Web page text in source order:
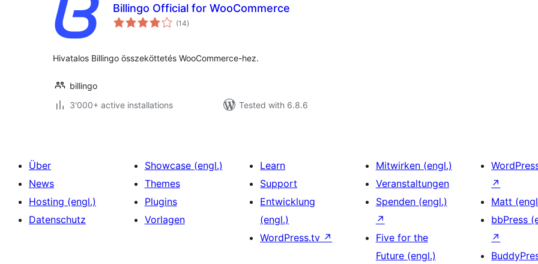
Billingo Official for WooCommerce
(14total
ratings
)
Hivatalos Billingo összeköttetés WooCommerce-hez.
billingo
3'000+ active installations
Tested with 6.8.6
Über
News
Hosting (engl.)
Datenschutz
Showcase (engl.)
Themes
Plugins
Vorlagen
Learn
Support
Entwicklung
(engl.)
WordPress.tv ↗
Mitwirken (engl.)
Veranstaltungen
Spenden (engl.)
↗
Five for the
Future (engl.)
↗
Matt
bbPress
↗